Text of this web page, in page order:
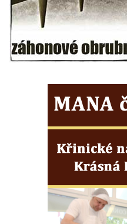
Obrázek svatého Jakuba
východně od Srbské
Busta Jana Amose
Socha Medvídě v Tierpark
Sochy Ležící žena v
Sochy Ptáci v Tierpark
Socha Skupina jeřábů v
Socha Dívka s mušlí v ZOO
Socha Tygr v ZOO Leipzig